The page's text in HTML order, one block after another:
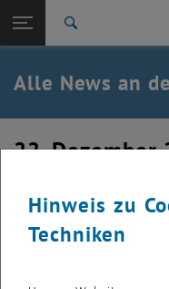
TU Login
Quicklinks
Quicklinks-Menü umschalten
Studium
Karriere
Zurück zur letzten
Alle News an
22. Dezember
Seasonal
Das Institut für
Hinweis zu
Techniken